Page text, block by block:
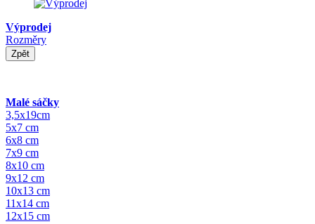
Výprodej
Rozměry
Zpět
Malé sáčky
3,5x19cm
5x7 cm
6x8 cm
7x9 cm
8x10 cm
9x12 cm
10x13 cm
11x14 cm
12x15 cm